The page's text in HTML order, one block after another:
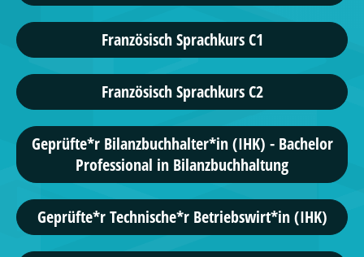
Französisch Sprachkurs C1
Französisch Sprachkurs C2
Geprüfte*r Bilanzbuchhalter*in (IHK) - Bachelor
Professional in Bilanzbuchhaltung
Geprüfte*r Technische*r Betriebswirt*in (IHK)